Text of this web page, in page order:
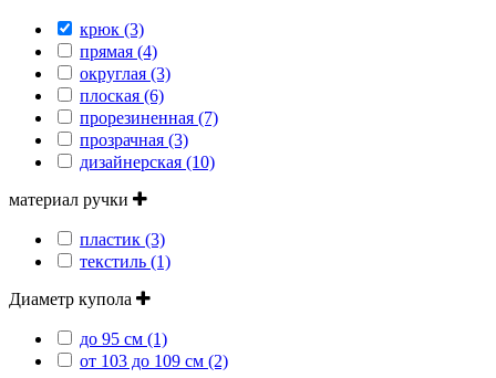
крюк (3)
прямая (4)
округлая (3)
плоская (6)
прорезиненная (7)
прозрачная (3)
дизайнерская (10)
материал ручки
пластик (3)
текстиль (1)
Диаметр купола
до 95 см (1)
от 103 до 109 см (2)